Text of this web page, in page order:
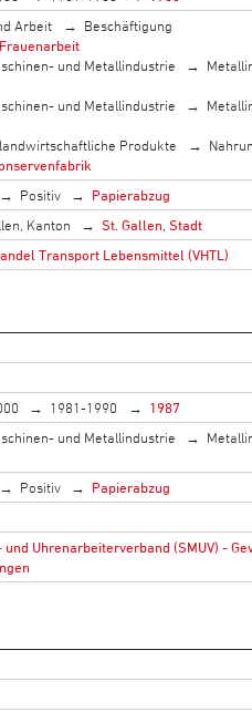
Arbeit
Beschäftigung
Frauenarbeit
und Metallindustrie
und Metallindustrie
landwirtschaftliche Produkte
Positiv
Papierabzug
Kanton
St. Gallen, Stadt
Transport Lebensmittel (VHTL)
1981-1990
1987
und Metallindustrie
Positiv
Papierabzug
Uhrenarbeiterverband (SMUV) -